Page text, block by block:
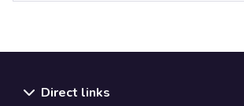
Direct links